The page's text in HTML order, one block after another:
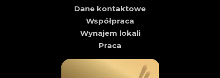
Dane kontaktowe
Współpraca
Wynajem lokali
Praca